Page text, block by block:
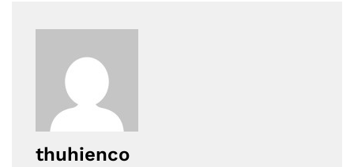
thuhienco